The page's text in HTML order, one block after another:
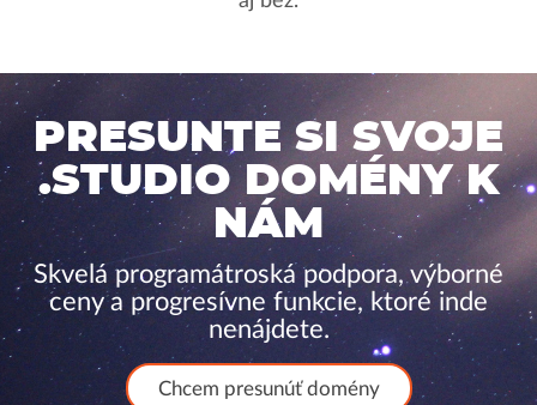
PRESUNTE SI SVOJE
.STUDIO DOMÉNY K
NÁM
Skvelá programátroská podpora, výborné
ceny a progresívne funkcie, ktoré inde
nenájdete.
Chcem presunúť domény